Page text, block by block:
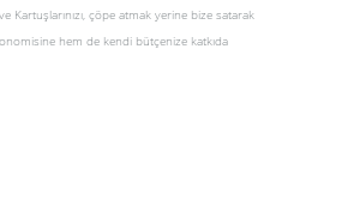
Kartuşlarınızı, çöpe atmak yerine bize satarak
hem de kendi bütçenize katkıda